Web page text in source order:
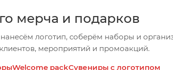
мерча и подарков
логотип, соберём наборы и
мероприятий и промоакций.
Welcome packСувениры с логотипом